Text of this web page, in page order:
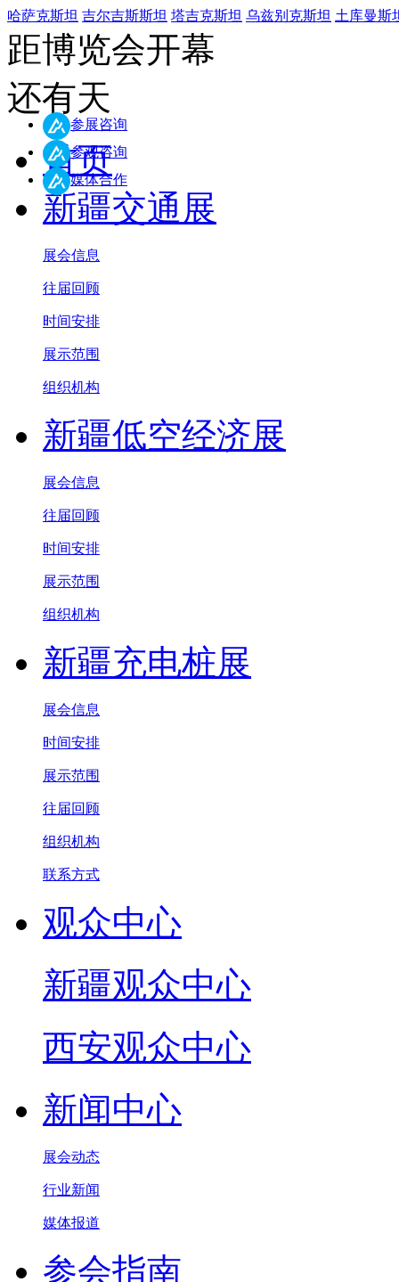
哈萨克斯坦 吉尔吉斯斯坦 塔吉克斯坦 乌兹别克斯坦 土库曼斯
距博览会开幕
还有天
首页
新疆交通展
展会信息
往届回顾
时间安排
展示范围
组织机构
新疆低空经济展
展会信息
往届回顾
时间安排
展示范围
组织机构
新疆充电桩展
展会信息
时间安排
展示范围
往届回顾
组织机构
联系方式
观众中心
新疆观众中心
西安观众中心
新闻中心
展会动态
行业新闻
媒体报道
参会指南
参展咨询
参观咨询
媒体合作